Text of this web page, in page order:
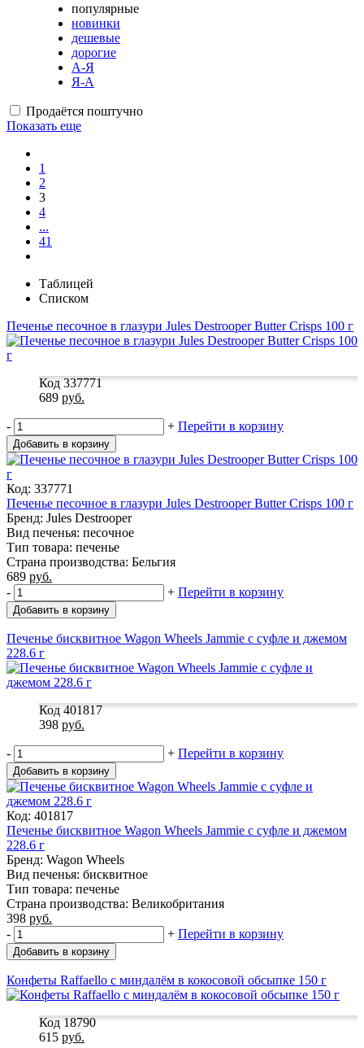
популярные
новинки
дешевые
дорогие
А-Я
Я-А
Продаётся поштучно
Показать еще
1
2
3
4
...
41
Таблицей
Списком
Печенье песочное в глазури Jules Destrooper Butter Crisps 100 г
Код 337771
689 руб.
- + Перейти в корзину
Добавить в корзину
Код: 337771
Печенье песочное в глазури Jules Destrooper Butter Crisps 100 г
Бренд: Jules Destrooper
Вид печенья: песочное
Тип товара: печенье
Страна производства: Бельгия
689 руб.
-
+ Перейти в корзину
Добавить в корзину
Печенье бисквитное Wagon Wheels Jammie с суфле и джемом
228.6 г
Код 401817
398 руб.
- + Перейти в корзину
Добавить в корзину
Код: 401817
Печенье бисквитное Wagon Wheels Jammie с суфле и джемом
228.6 г
Бренд: Wagon Wheels
Вид печенья: бисквитное
Тип товара: печенье
Страна производства: Великобритания
398 руб.
-
+ Перейти в корзину
Добавить в корзину
Конфеты Raffaello с миндалём в кокосовой обсыпке 150 г
Код 18790
615 руб.